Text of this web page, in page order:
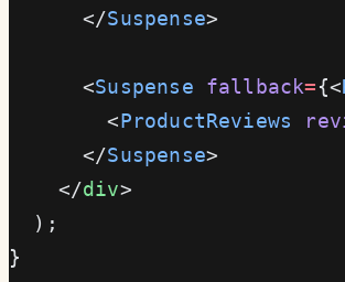
      </
Suspense>
      <
Suspense fallback={<
        <
ProductReviews
      </
Suspense>
    </
div>
  );
}